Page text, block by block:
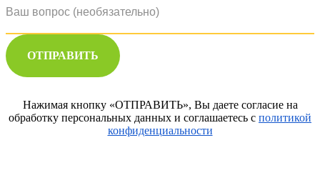
ОТПРАВИТЬ
Нажимая кнопку «ОТПРАВИТЬ», Вы даете согласие на
обработку персональных данных и соглашаетесь с политикой
конфиденциальности